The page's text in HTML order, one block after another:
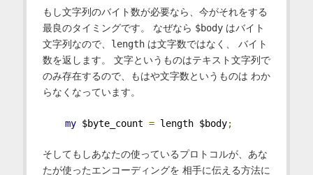
もし文字列のバイト数が必要なら、今がそれをする
最良のタイミングです。 なぜなら $bodyはバイト
文字列なので、 lengthは文字数ではなく、 バイト
数を返します。 文字というものはテキスト文字列で
のみ存在するので、もはや文字数というものは わか
らなくなっています。
my $byte_count = length $body;
そしてもしあなたの使っているプロトコルが、あな
たが使ったエンコーディングを 相手に伝える方法に